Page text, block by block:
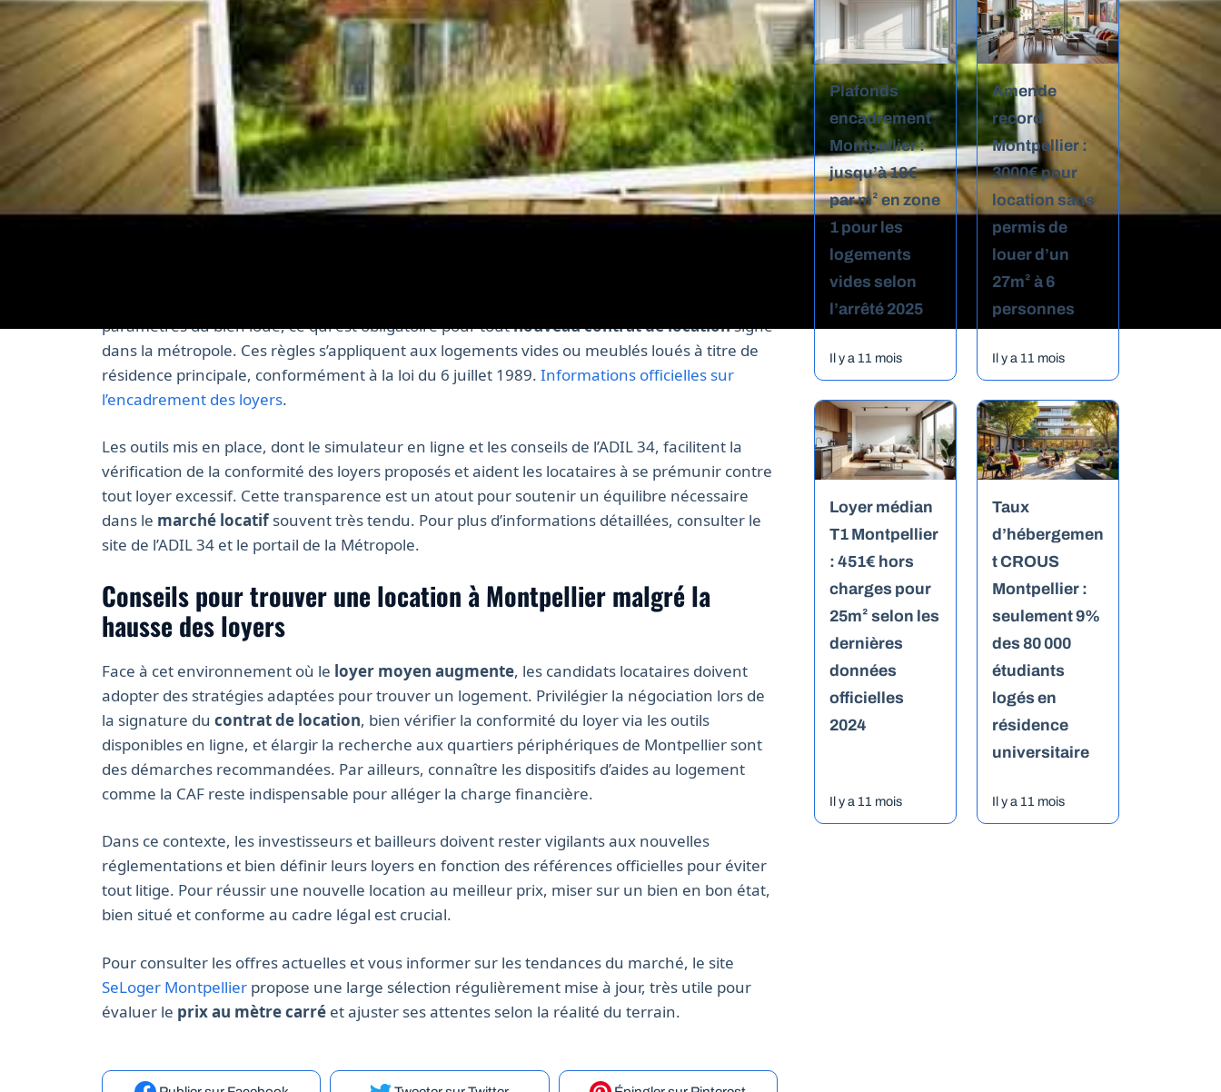
À lire Vélo cargo gratuit Montpellier : une solution éco-responsable pour vos déplacements
Encadrement des loyers à Montpellier : mesures
officielles et ressources pour un contrat de
location conforme
paramètres du bien loué, ce qui est obligatoire pour toutnouveau contrat de locationsigné
dans la métropole. Ces règles s’appliquent aux logements vides ou meublés loués à titre de
résidence principale, conformément à la loi du 6 juillet 1989. Informations officielles sur
l’encadrement des loyers.
Les outils mis en place, dont le simulateur en ligne et les conseils de l’ADIL 34, facilitent la
vérification de la conformité des loyers proposés et aident les locataires à se prémunir contre
tout loyer excessif. Cette transparence est un atout pour soutenir un équilibre nécessaire
dans le marché locatifsouvent très tendu. Pour plus d’informations détaillées, consulter le
site de l’ADIL 34 et le portail de la Métropole.
Conseils pour trouver une location à Montpellier malgré la
hausse des loyers
Face à cet environnement où le loyer moyen augmente, les candidats locataires doivent
adopter des stratégies adaptées pour trouver un logement. Privilégier la négociation lors de
la signature du contrat de location, bien vérifier la conformité du loyer via les outils
disponibles en ligne, et élargir la recherche aux quartiers périphériques de Montpellier sont
des démarches recommandées. Par ailleurs, connaître les dispositifs d’aides au logement
comme la CAF reste indispensable pour alléger la charge financière.
Dans ce contexte, les investisseurs et bailleurs doivent rester vigilants aux nouvelles
réglementations et bien définir leurs loyers en fonction des références officielles pour éviter
tout litige. Pour réussir une nouvelle location au meilleur prix, miser sur un bien en bon état,
bien situé et conforme au cadre légal est crucial.
Pour consulter les offres actuelles et vous informer sur les tendances du marché, le site
SeLoger Montpellier propose une large sélection régulièrement mise à jour, très utile pour
évaluer le prix au mètre carré et ajuster ses attentes selon la réalité du terrain.
Plafonds
encadrement
Montpellier :
jusqu’à 18€
par m² en zone
1 pour les
logements
vides selon
l’arrêté 2025
Il y a 11 mois
Amende
record
Montpellier :
3000€ pour
location sans
permis de
louer d’un
27m² à 6
personnes
Il y a 11 mois
Loyer médian
T1 Montpellier
: 451€ hors
charges pour
25m² selon les
dernières
données
officielles
2024
Il y a 11 mois
Taux
d’hébergemen
t CROUS
Montpellier :
seulement 9%
des 80 000
étudiants
logés en
résidence
universitaire
Il y a 11 mois